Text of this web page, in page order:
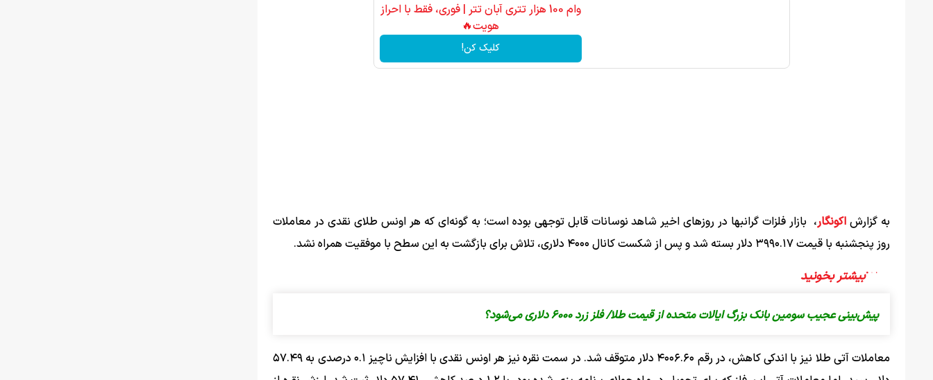
وام 100 هزار تتری آبان تتر | فوری، فقط با احراز
هویت🔥
کلیک کن!
به گزارشاکونگار، بازار فلزات گرانبها در روزهای اخیر شاهد نوسانات قابل توجهی بوده است؛ به گونه‌ای که هر اونس طلای نقدی در معاملات
روز پنجشنبه با قیمت ۳۹۹۰.۱۷ دلار بسته شد و پس از شکست کانال ۴۰۰۰ دلاری، تلاش برای بازگشت به این سطح با موفقیت همراه نشد.
پیش‌بینی عجیب سومین بانک بزرگ ایالات متحده از قیمت طلا/ فلز زرد ۶۰۰۰ دلاری می‌شود؟
معاملات آتی طلا نیز با اندکی کاهش، در رقم ۴۰۰۶.۶۰ دلار متوقف شد. در سمت نقره نیز هر اونس نقدی با افزایش ناچیز ۰.۱ درصدی به ۵۷.۴۹